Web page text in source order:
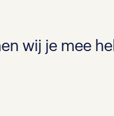
wij je mee